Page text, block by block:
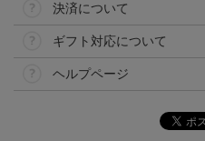
決済について
ギフト対応について
ヘルプページ